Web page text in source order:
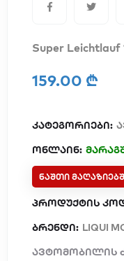
Super Leichtlauf
159.00 ₾
კატეგორიები:
ონლაინ:
ᲜᲐᲨᲗᲘ
პროდუქტის
ბრენდი: LIQUI
ავტომობილის